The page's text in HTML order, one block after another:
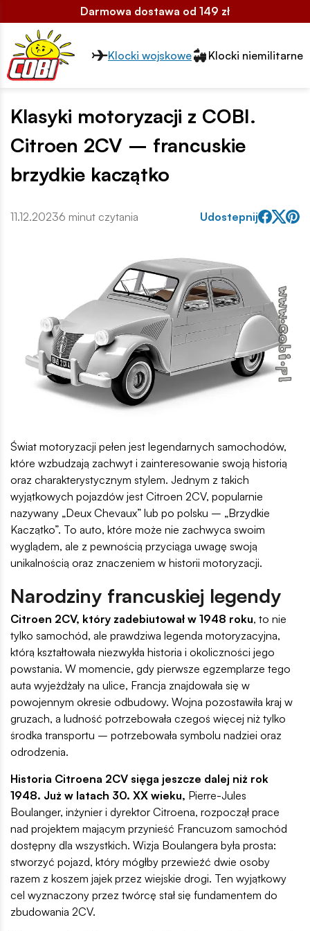
Darmowa dostawa od 149 zł
Przełącznik segmentów2
Klocki wojskowe Klocki niemilitarne
Klasyki motoryzacji z COBI.
Citroen 2CV – francuskie
brzydkie kaczątko
11.12.20236 minut czytania Udostepnij
Świat motoryzacji pełen jest legendarnych samochodów,
które wzbudzają zachwyt i zainteresowanie swoją historią
oraz charakterystycznym stylem. Jednym z takich
wyjątkowych pojazdów jest Citroen 2CV, popularnie
nazywany „Deux Chevaux” lub po polsku – „Brzydkie
Kaczątko”. To auto, które może nie zachwyca swoim
wyglądem, ale z pewnością przyciąga uwagę swoją
unikalnością oraz znaczeniem w historii motoryzacji.
Narodziny francuskiej legendy
Citroen 2CV, który zadebiutował w 1948 roku, to nie
tylko samochód, ale prawdziwa legenda motoryzacyjna,
którą kształtowała niezwykła historia i okoliczności jego
powstania. W momencie, gdy pierwsze egzemplarze tego
auta wyjeżdżały na ulice, Francja znajdowała się w
powojennym okresie odbudowy. Wojna pozostawiła kraj w
gruzach, a ludność potrzebowała czegoś więcej niż tylko
środka transportu – potrzebowała symbolu nadziei oraz
odrodzenia.
Historia Citroena 2CV sięga jeszcze dalej niż rok
1948. Już w latach 30. XX wieku, Pierre-Jules
Boulanger, inżynier i dyrektor Citroena, rozpoczął prace
nad projektem mającym przynieść Francuzom samochód
dostępny dla wszystkich. Wizja Boulangera była prosta:
stworzyć pojazd, który mógłby przewieźć dwie osoby
razem z koszem jajek przez wiejskie drogi. Ten wyjątkowy
cel wyznaczony przez twórcę stał się fundamentem do
zbudowania 2CV.